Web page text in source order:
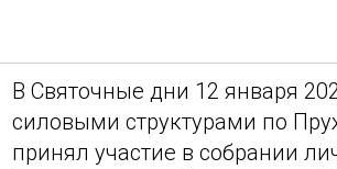
В Святочные дни 12 января
силовыми структурами по
принял участие в собрании